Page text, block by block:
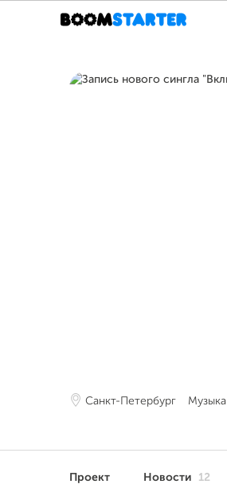
Санкт-Петербург Музыка
Проект Новости 12